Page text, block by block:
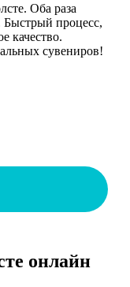
Оба раза
Быстрый процесс,
качество.
сувениров!
онлайн